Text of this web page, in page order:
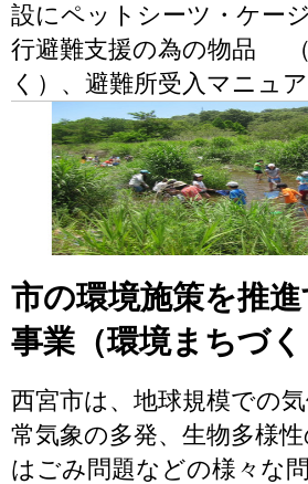
設にペットシーツ・ケー
行避難支援の為の物品
く）、避難所受入マニュ
市の環境施策を推
事業（環境まちづく
西宮市は、地球規模での
常気象の多発、生物多様
はごみ問題などの様々な